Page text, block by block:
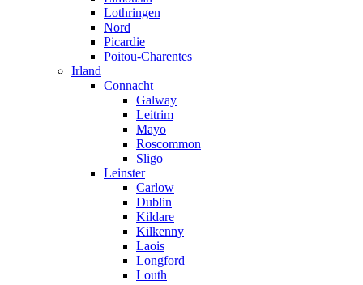
Lothringen
Nord
Picardie
Poitou-Charentes
Irland
Connacht
Galway
Leitrim
Mayo
Roscommon
Sligo
Leinster
Carlow
Dublin
Kildare
Kilkenny
Laois
Longford
Louth